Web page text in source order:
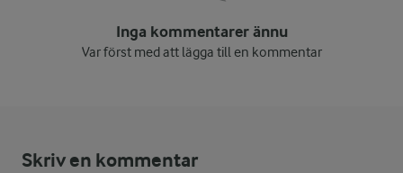
Inga kommentarer ännu
Var först med att lägga till en kommentar
Skriv en kommentar